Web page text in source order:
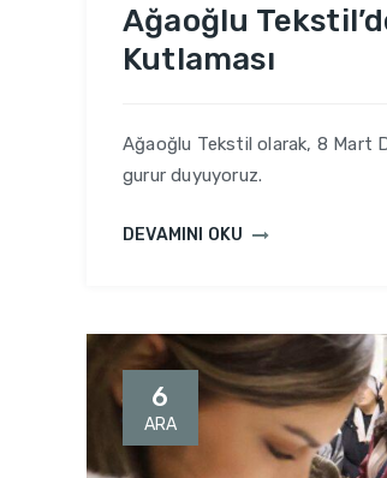
Ağaoğlu
Kutlaması
Ağaoğlu Tekstil olarak, 8 Mart
gurur duyuyoruz.
DEVAMINI OKU
6
ARA